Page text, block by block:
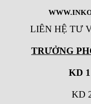
LIÊN HỆ TƯ
TRƯỞNG
KD 1
KD